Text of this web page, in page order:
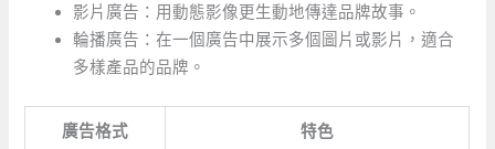
影片廣告：用動態影像更生動地傳達品牌故事。
輪播廣告：在一個廣告中展示多個圖片或影片，適合
多樣產品的品牌。
廣告格式 特色